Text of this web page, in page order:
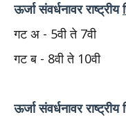
ऊर्जा संवर्धनावर राष्ट्रीय
गट अ - 5वी ते 7वी
गट ब - 8वी ते 10वी
ऊर्जा संवर्धनावर